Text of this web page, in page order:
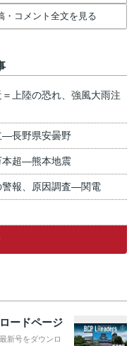
・コメント全文を見る
上陸の恐れ、強風大雨注
―長野県安曇野
本超―熊本地震
警報、原因調査―関電
ードページ
新号をダウンロ